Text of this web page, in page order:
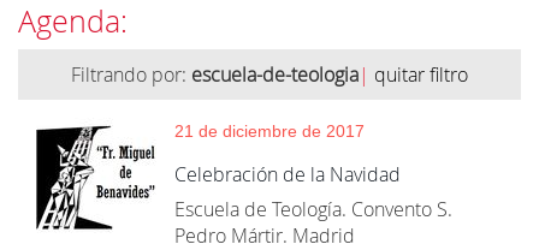
Agenda:
Filtrando por: escuela-de-teologia| quitar filtro
21 de diciembre de 2017
Celebración de la Navidad
Escuela de Teología. Convento S.
Pedro Mártir. Madrid